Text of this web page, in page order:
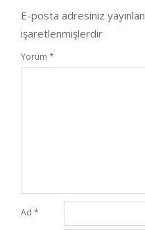
E-posta adresiniz
işaretlenmişlerdir
Yorum *
Ad *